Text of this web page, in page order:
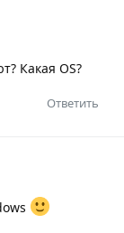
Какая OS?
Ответить